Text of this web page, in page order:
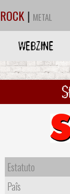
ROCK | METAL
WEBZINE
Estatuto
Paîs